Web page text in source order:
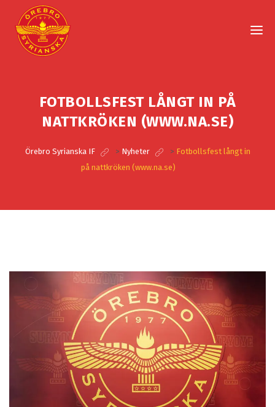
FOTBOLLSFEST LÅNGT IN PÅ
NATTKRÖKEN (WWW.NA.SE)
Örebro Syrianska IF > Nyheter > Fotbollsfest långt in
på nattkröken (www.na.se)